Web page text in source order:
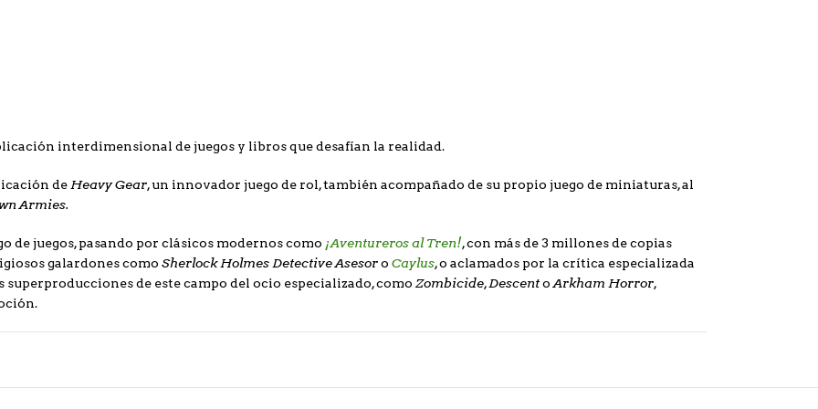
interdimensional de juegos y libros que desafían la realidad.
deHeavy Gear, un innovador juego de rol, también acompañado de su propio juego de miniaturas, al
Armies.
de juegos, pasando por clásicos modernos como ¡Aventureros al Tren!, con más de 3 millones de copias
galardones como Sherlock Holmes Detective Asesoro Caylus, o aclamados por la crítica especializada
superproducciones de este campo del ocio especializado, como Zombicide,DescentoArkham Horror,